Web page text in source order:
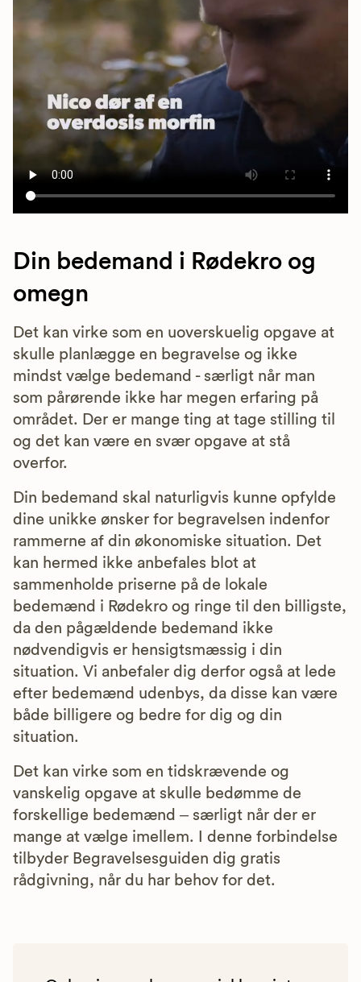
Din bedemand i Rødekro og
omegn
Det kan virke som en uoverskuelig opgave at
skulle planlægge en begravelse og ikke
mindst vælge bedemand - særligt når man
som pårørende ikke har megen erfaring på
området. Der er mange ting at tage stilling til
og det kan være en svær opgave at stå
overfor.
Din bedemand skal naturligvis kunne opfylde
dine unikke ønsker for begravelsen indenfor
rammerne af din økonomiske situation. Det
kan hermed ikke anbefales blot at
sammenholde priserne på de lokale
bedemænd i Rødekro og ringe til den billigste,
da den pågældende bedemand ikke
nødvendigvis er hensigtsmæssig i din
situation. Vi anbefaler dig derfor også at lede
efter bedemænd udenbys, da disse kan være
både billigere og bedre for dig og din
situation.
Det kan virke som en tidskrævende og
vanskelig opgave at skulle bedømme de
forskellige bedemænd – særligt når der er
mange at vælge imellem. I denne forbindelse
tilbyder Begravelsesguiden dig gratis
rådgivning, når du har behov for det.